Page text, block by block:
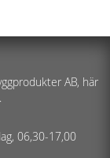
AB, här
06,30-17,00